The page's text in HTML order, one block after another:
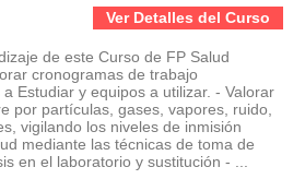
Ver Detalles del Curso
de este Curso de FP Salud
cronogramas de trabajo
Estudiar y equipos a utilizar. - Valorar
por partículas, gases, vapores, ruido,
vigilando los niveles de inmisión
mediante las técnicas de toma de
en el laboratorio y sustitución - ...